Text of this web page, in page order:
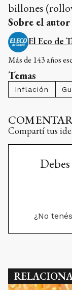
billones
Sobre el autor
El Eco de
Más de 143 años
Temas
Inflación
Compartí tus
¿No